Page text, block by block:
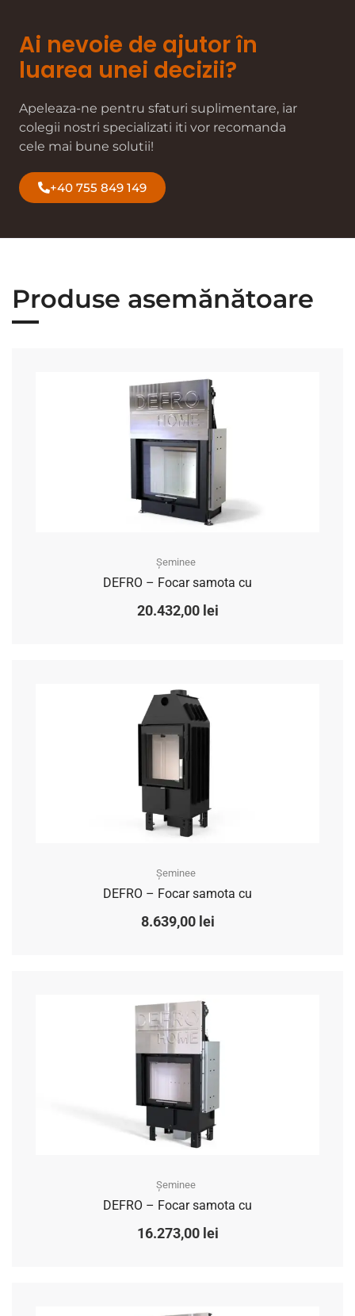
Ai nevoie de ajutor în
luarea unei decizii?
Apeleaza-ne pentru sfaturi suplimentare, iar
colegii nostri specializati iti vor recomanda
cele mai bune solutii!
+40 755 849 149
Produse asemănătoare
Șeminee
DEFRO – Focar samota cu
20.432,00 lei
Șeminee
DEFRO – Focar samota cu
8.639,00 lei
Șeminee
DEFRO – Focar samota cu
16.273,00 lei